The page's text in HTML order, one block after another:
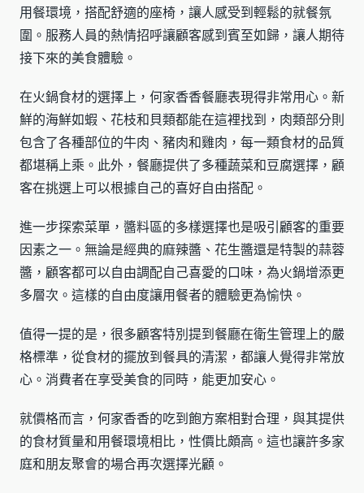
用餐環境，搭配舒適的座椅，讓人感受到輕鬆的就餐氛
圍。服務人員的熱情招呼讓顧客感到賓至如歸，讓人期待
接下來的美食體驗。
在火鍋食材的選擇上，何家香香餐廳表現得非常用心。新
鮮的海鮮如蝦、花枝和貝類都能在這裡找到，肉類部分則
包含了各種部位的牛肉、豬肉和雞肉，每一類食材的品質
都堪稱上乘。此外，餐廳提供了多種蔬菜和豆腐選擇，顧
客在挑選上可以根據自己的喜好自由搭配。
進一步探索菜單，醬料區的多樣選擇也是吸引顧客的重要
因素之一。無論是經典的麻辣醬、花生醬還是特製的蒜蓉
醬，顧客都可以自由調配自己喜愛的口味，為火鍋增添更
多層次。這樣的自由度讓用餐者的體驗更為愉快。
值得一提的是，很多顧客特別提到餐廳在衛生管理上的嚴
格標準，從食材的擺放到餐具的清潔，都讓人覺得非常放
心。消費者在享受美食的同時，能更加安心。
就價格而言，何家香香的吃到飽方案相對合理，與其提供
的食材質量和用餐環境相比，性價比頗高。這也讓許多家
庭和朋友聚會的場合再次選擇光顧。